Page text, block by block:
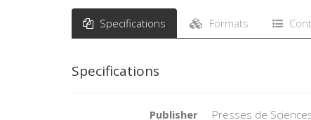
Specifications Formats
Specifications
Publisher
Presses de